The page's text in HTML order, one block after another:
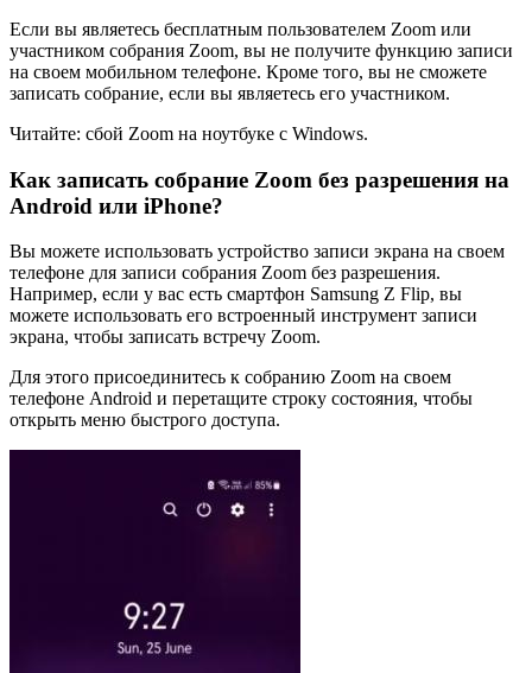
Если вы являетесь бесплатным пользователем Zoom или
участником собрания Zoom, вы не получите функцию записи
на своем мобильном телефоне. Кроме того, вы не сможете
записать собрание, если вы являетесь его участником.
Читайте: сбой Zoom на ноутбуке с Windows.
Как записать собрание Zoom без разрешения на
Android или iPhone?
Вы можете использовать устройство записи экрана на своем
телефоне для записи собрания Zoom без разрешения.
Например, если у вас есть смартфон Samsung Z Flip, вы
можете использовать его встроенный инструмент записи
экрана, чтобы записать встречу Zoom.
Для этого присоединитесь к собранию Zoom на своем
телефоне Android и перетащите строку состояния, чтобы
открыть меню быстрого доступа.